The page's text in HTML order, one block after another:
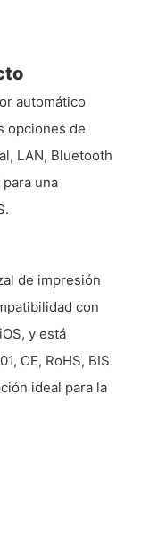
automático
opciones de
LAN, Bluetooth
una
de impresión
con
y está
CE, RoHS, BIS
ideal para la